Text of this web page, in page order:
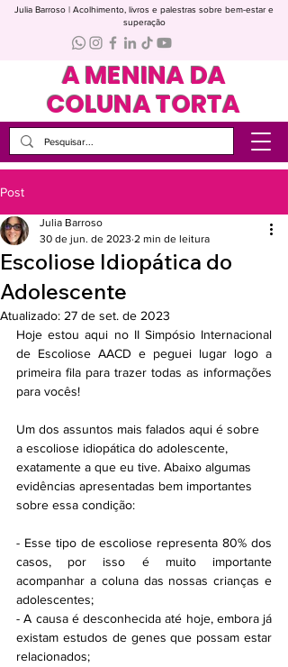
A MENINA DA
COLUNA TORTA
Julia Barroso | Acolhimento, livros e palestras sobre bem-estar e
superação
Post
Escoliose Idiopática do
Adolescente
Julia Barroso
30 de jun. de 2023 2 min de leitura
Atualizado: 27 de set. de 2023
Hoje estou aqui no II Simpósio Internacional
de Escoliose AACD e peguei lugar logo a
primeira fila para trazer todas as informações
para vocês!
Um dos assuntos mais falados aqui é sobre
a escoliose idiopática do adolescente,
exatamente a que eu tive. Abaixo algumas
evidências apresentadas bem importantes
sobre essa condição:
- Esse tipo de escoliose representa 80% dos
casos, por isso é muito importante
acompanhar a coluna das nossas crianças e
adolescentes;
- A causa é desconhecida até hoje, embora já
existam estudos de genes que possam estar
relacionados;